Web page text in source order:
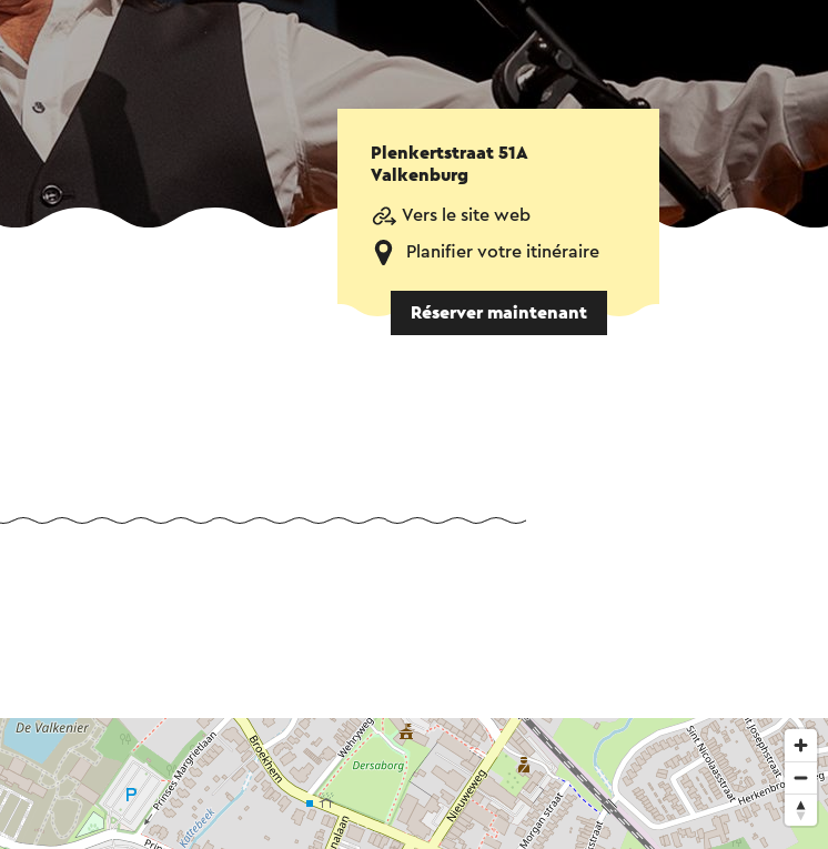
Plenkertstraat 51A
Valkenburg
Vers le site web
Planifier votre itinéraire
Réserver maintenant